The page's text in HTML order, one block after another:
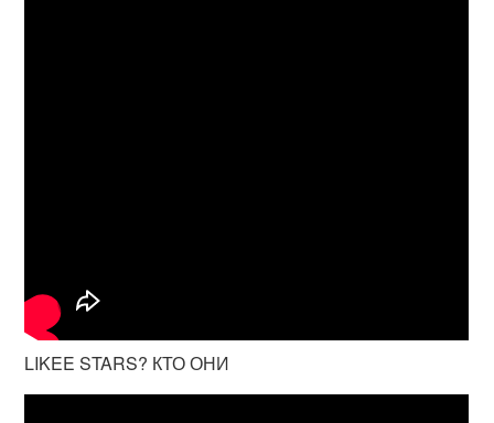
LIKEE STARS? КТО ОНИ